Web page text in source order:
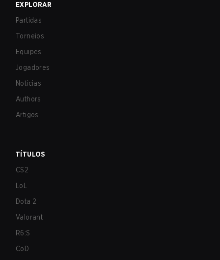
EXPLORAR
Partidas
Torneios
Equipes
Jogadores
Notícias
Authors
Artigos
TÍTULOS
CS2
LoL
Dota 2
Valorant
R6:S
CoD